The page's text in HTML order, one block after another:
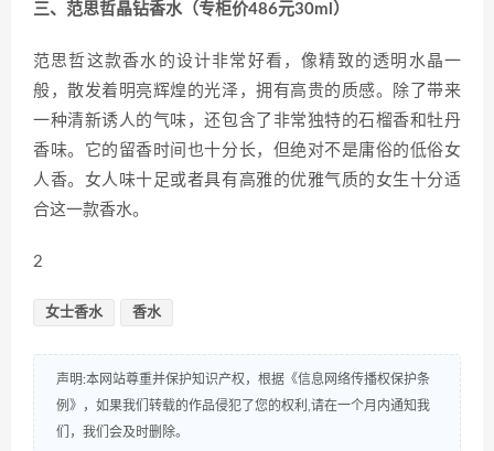
三、范思哲晶钻香水（专柜价486元30ml）
范思哲这款香水的设计非常好看，像精致的透明水晶一
般，散发着明亮辉煌的光泽，拥有高贵的质感。除了带来
一种清新诱人的气味，还包含了非常独特的石榴香和牡丹
香味。它的留香时间也十分长，但绝对不是庸俗的低俗女
人香。女人味十足或者具有高雅的优雅气质的女生十分适
合这一款香水。
2
女士香水 香水
声明:本网站尊重并保护知识产权，根据《信息网络传播权保护条
例》，如果我们转载的作品侵犯了您的权利,请在一个月内通知我
们，我们会及时删除。